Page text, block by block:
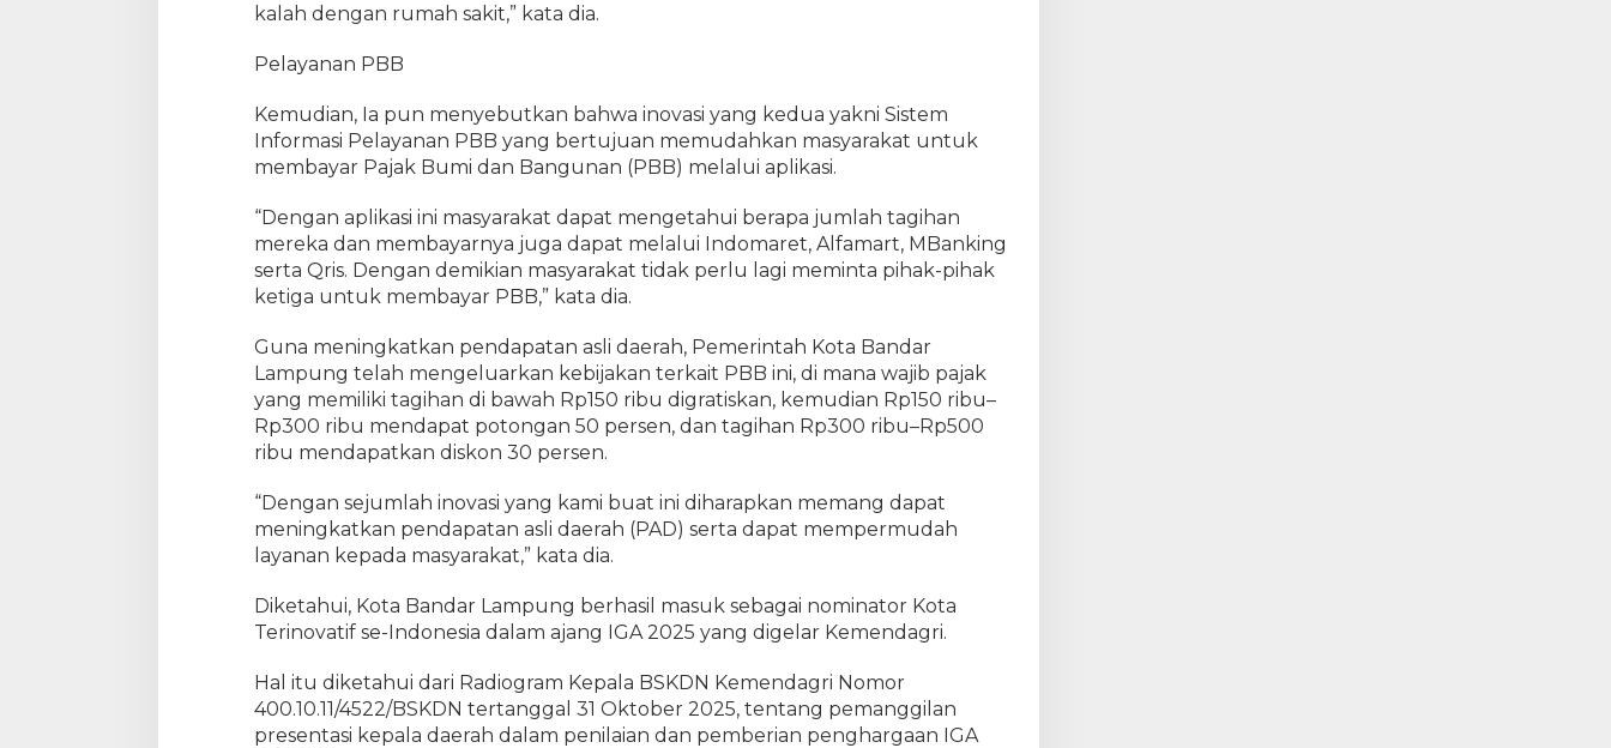
kalah dengan rumah sakit,” kata dia.
Pelayanan PBB
Kemudian, Ia pun menyebutkan bahwa inovasi yang kedua yakni Sistem
Informasi Pelayanan PBB yang bertujuan memudahkan masyarakat untuk
membayar Pajak Bumi dan Bangunan (PBB) melalui aplikasi.
“Dengan aplikasi ini masyarakat dapat mengetahui berapa jumlah tagihan
mereka dan membayarnya juga dapat melalui Indomaret, Alfamart, MBanking
serta Qris. Dengan demikian masyarakat tidak perlu lagi meminta pihak-pihak
ketiga untuk membayar PBB,” kata dia.
Guna meningkatkan pendapatan asli daerah, Pemerintah Kota Bandar
Lampung telah mengeluarkan kebijakan terkait PBB ini, di mana wajib pajak
yang memiliki tagihan di bawah Rp150 ribu digratiskan, kemudian Rp150 ribu–
Rp300 ribu mendapat potongan 50 persen, dan tagihan Rp300 ribu–Rp500
ribu mendapatkan diskon 30 persen.
“Dengan sejumlah inovasi yang kami buat ini diharapkan memang dapat
meningkatkan pendapatan asli daerah (PAD) serta dapat mempermudah
layanan kepada masyarakat,” kata dia.
Diketahui, Kota Bandar Lampung berhasil masuk sebagai nominator Kota
Terinovatif se-Indonesia dalam ajang IGA 2025 yang digelar Kemendagri.
Hal itu diketahui dari Radiogram Kepala BSKDN Kemendagri Nomor
400.10.11/4522/BSKDN tertanggal 31 Oktober 2025, tentang pemanggilan
presentasi kepala daerah dalam penilaian dan pemberian penghargaan IGA